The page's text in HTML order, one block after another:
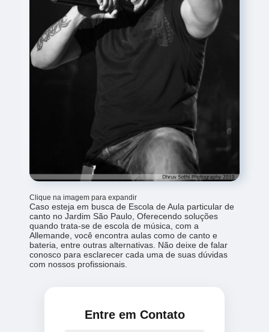
Clique na imagem para expandir
Caso esteja em busca de Escola de Aula particular de
canto no Jardim São Paulo, Oferecendo soluções
quando trata-se de escola de música, com a
Allemande, você encontra aulas como de canto e
bateria, entre outras alternativas. Não deixe de falar
conosco para esclarecer cada uma de suas dúvidas
com nossos profissionais.
Entre em Contato